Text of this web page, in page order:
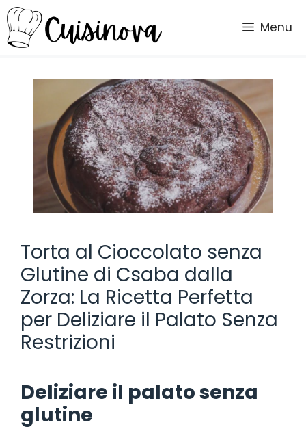
Vai
al
contenuto
Menu
Torta al Cioccolato senza
Glutine di Csaba dalla
Zorza: La Ricetta Perfetta
per Deliziare il Palato Senza
Restrizioni
Deliziare il palato senza
glutine